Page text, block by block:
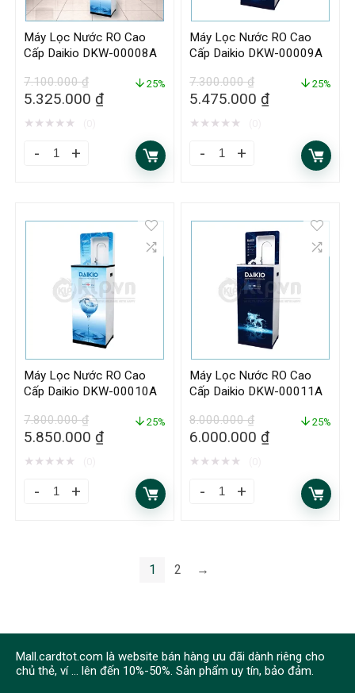
Máy Lọc Nước RO Cao
Cấp Daikio DKW-00008A
7.100.000₫
5.325.000 ₫
25%
★ ★ ★ ★ ★
Máy Lọc Nước RO Cao
Cấp Daikio DKW-00009A
7.300.000₫
5.475.000 ₫
25%
★ ★ ★ ★ ★
Máy Lọc Nước RO Cao
Cấp Daikio DKW-00010A
7.800.000₫
5.850.000 ₫
25%
★ ★ ★ ★ ★
Máy Lọc Nước RO Cao
Cấp Daikio DKW-00011A
8.000.000₫
6.000.000 ₫
25%
★ ★ ★ ★ ★
1 2 →
Mall.cardtot.com là website bán hàng ưu đãi dành riêng cho
chủ thẻ, ví ... lên đến 10%-50%. Sản phẩm uy tín, bảo đảm.